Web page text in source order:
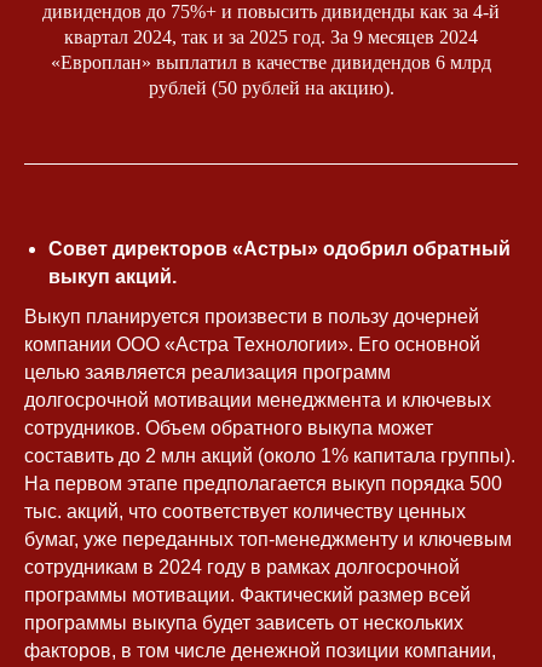
дивидендов до 75%+ и повысить дивиденды как за 4-й
квартал 2024, так и за 2025 год. За 9 месяцев 2024
«Европлан» выплатил в качестве дивидендов 6 млрд
рублей (50 рублей на акцию).
Совет директоров «Астры» одобрил обратный
выкуп акций.
Выкуп планируется произвести в пользу дочерней
компании ООО «Астра Технологии». Его основной
целью заявляется реализация программ
долгосрочной мотивации менеджмента и ключевых
сотрудников. Объем обратного выкупа может
составить до 2 млн акций (около 1% капитала группы).
На первом этапе предполагается выкуп порядка 500
тыс. акций, что соответствует количеству ценных
бумаг, уже переданных топ-менеджменту и ключевым
сотрудникам в 2024 году в рамках долгосрочной
программы мотивации. Фактический размер всей
программы выкупа будет зависеть от нескольких
факторов, в том числе денежной позиции компании,